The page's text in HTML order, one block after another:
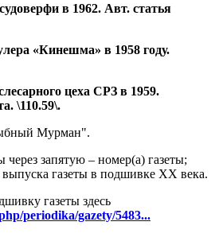
в 1962. Авт. статья
«Кинешма» в 1958 году.
цеха СРЗ в 1959.
\110.59\.
Мурман".
запятую – номер(а) газеты;
газеты в подшивке ХХ века.
газеты здесь
periodika/gazety/5483...